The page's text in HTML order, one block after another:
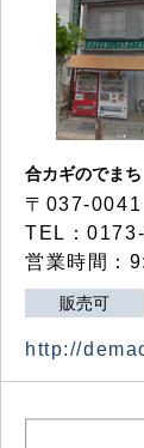
合カギのでまち
〒037-
TEL：
営業時間：
販売可
http://